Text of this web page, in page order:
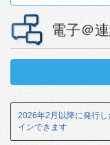
電子＠
2026年2月以降に発行
インできます